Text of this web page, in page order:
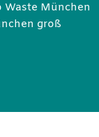
Waste München
groß